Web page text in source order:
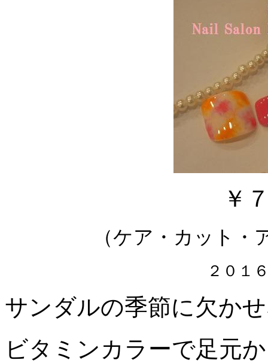
￥
（ケア・カット・
２０１
サンダルの季節に欠か
ビタミンカラーで足元